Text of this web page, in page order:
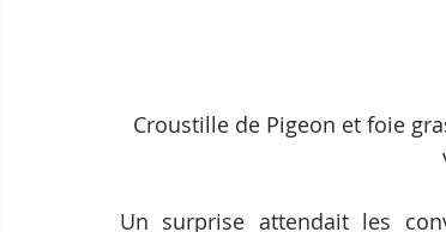
Croustille de Pigeon et foie
Un surprise attendait les